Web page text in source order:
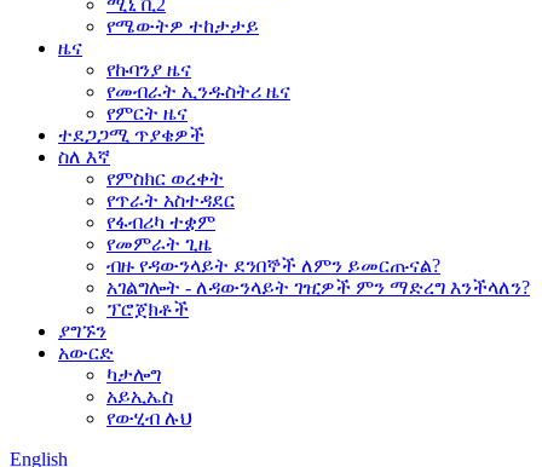
ሚኒ ቪ2
የሜውትዎ ተከታታይ
ዜና
የኩባንያ ዜና
የመብራት ኢንዱስትሪ ዜና
የምርት ዜና
ተደጋጋሚ ጥያቄዎች
ስለ እኛ
የምስክር ወረቀት
የጥራት አስተዳደር
የፋብሪካ ተቋም
የመምራት ጊዜ
ብዙ የዳውንላይት ደንበኞች ለምን ይመርጡናል?
አገልግሎት - ለዳውንላይት ገዢዎች ምን ማድረግ እንችላለን?
ፕሮጀክቶች
ያግኙን
አውርድ
ካታሎግ
አይኢኤስ
የውሂብ ሉህ
English